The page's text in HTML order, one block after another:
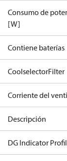
Consumo de
[W]
Contiene baterías
CoolselectorFilter
Corriente del
Descripción
DG Indicator